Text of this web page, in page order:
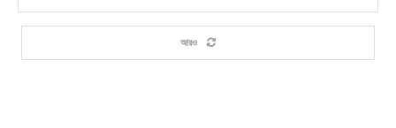
আরও